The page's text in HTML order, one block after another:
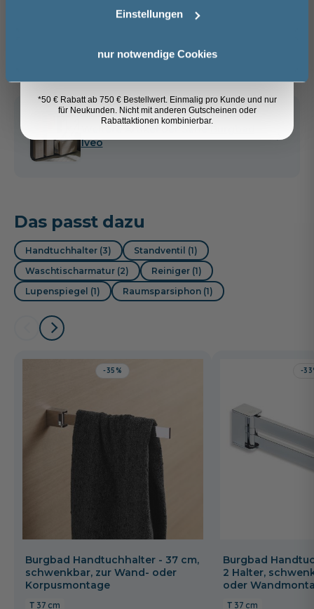
Einstellungen
nur notwendige Cookies
Vormontierte
Möbel
Iveo
Das passt dazu
Handtuchhalter (3)
Standventil (1)
Waschtischarmatur (2)
Reiniger (1)
Lupenspiegel (1)
Raumsparsiphon (1)
-35%
Burgbad Handtuchhalter - 37 cm,
schwenkbar, zur Wand- oder
Korpusmontage
37 cm
-
Burgbad
2 Halter,
oder
37 cm
Anmelden
*50 € Rabatt ab 750 € Bestellwert. Einmalig pro Kunde und nur
für Neukunden. Nicht mit anderen Gutscheinen oder
Rabattaktionen kombinierbar.